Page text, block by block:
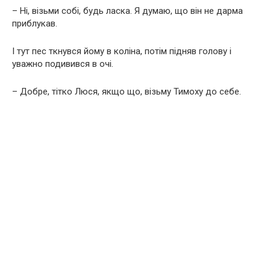
– Ні, візьми собі, будь ласка. Я думаю, що він не дарма
приблукав.
І тут пес ткнувся йому в коліна, потім підняв голову і
уважно подивився в очі.
– Добре, тітко Люся, якщо що, візьму Тимоху до себе.